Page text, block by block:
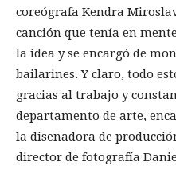
coreógrafa Kendra
canción que tenía en
la idea y se encargó de
bailarines. Y claro, todo
gracias al trabajo y
departamento de arte,
la diseñadora de
director de fotografía